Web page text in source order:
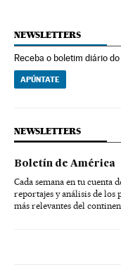
NEWSLETTERS
Receba o boletim diário do
APÚNTATE
NEWSLETTERS
Boletín de América
Cada semana en tu cuenta
reportajes y análisis de los
más relevantes del